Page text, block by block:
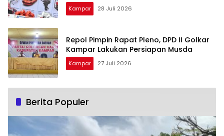
Kampar 28 Juli 2026
Repol Pimpin Rapat Pleno, DPD II Golkar
Kampar Lakukan Persiapan Musda
Kampar 27 Juli 2026
Berita Populer